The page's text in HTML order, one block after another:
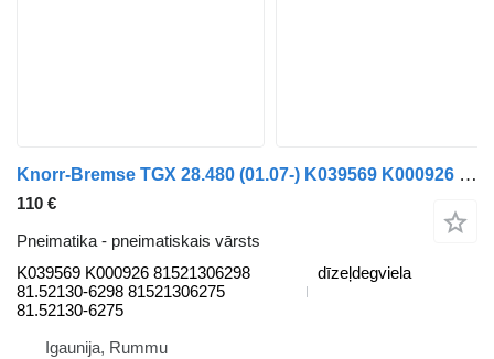
Knorr-Bremse TGX 28.480 (01.07-) K039569 K000926 pneimatiskais vārsts paredzēts MAN TGL, TGM, TGS, TGX (2005-2021) kravas automašīnas
110 €
Pneimatika - pneimatiskais vārsts
K039569 K000926 81521306298
81.52130-6298 81521306275
81.52130-6275
dīzeļdegviela
Igaunija, Rummu